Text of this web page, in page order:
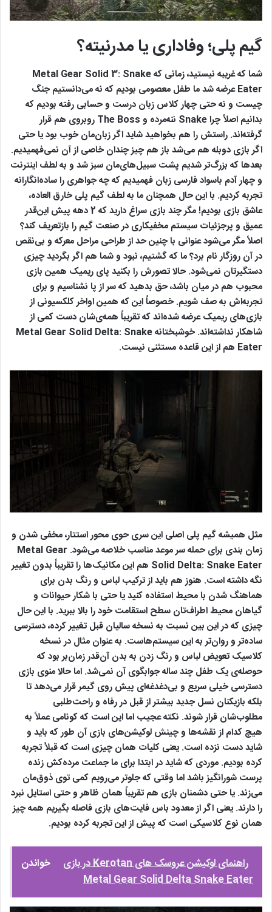
گیم پلی؛ وفاداری یا مدرنیته؟
شما که غریبه نیستید، زمانی که Metal Gear Solid 3: Snake
Eater عرضه شد ما طفل معصومی بودیم که نه می‌دانستیم جنگ
چیست و نه حتی چهار کلاس زبان درست و حسابی رفته بودیم که
بدانیم اصلاً چرا Snake ننه‌مرده و The Boss روبروی هم قرار
گرفته‌اند. راستش را هم بخواهید شاید اگر زبان‌مان خوب بود یا حتی
اگر بازی دوبله هم می‌شد باز هم چیز چندان خاصی از آن نمی‌فهمیدیم.
بعدها که بزرگ‌تر شدیم پشت سبیل‌های‌مان سبز شد و به لطف اینترنت
و چهار آدم باسواد فارسی زبان فهمیدیم که چه جواهری را ساده‌انگارانه‌
تجربه کردیم. با این حال همچنان ما به لطف گیم پلی خارق العاده‌،
عاشق بازی بودیم! مگر چند بازی سراغ دارید که 2 دهه پیش این‌قدر
عمیق و پرجزئیات سیستم مخفیکاری در صنعت گیم را بازتعریف کند؟
اصلاً مگر می‌شود عنوانی با چنین حد از طراحی مراحل معرکه و بی‌نقص
در آن روزگار نام برد؟ ما که گشتیم، نبود و شما هم اگر بگردید چیزی
دستگیرتان نمی‌شود. حالا تصورش را بکنید پای ریمیک همین بازی
محبوب هم در میان باشد، حق بدهید که سر از پا نشناسیم و برای
تجربه‌اش به صف شویم. خصوصاً این که همین اواخر کلکسیونی از
بازی‌های ریمیک عرضه شده‌اند که تقریباً همه‌ی‌شان دست کمی از
شاهکار نداشته‌اند. خوشبختانه Metal Gear Solid Delta: Snake
Eater هم از این قاعده مستثنی نیست.
مثل همیشه گیم پلی اصلی این سری حوی محور استتار، مخفی شدن و
زمان بندی برای حمله سر موعد مناسب خلاصه می‌شود. Metal Gear
Solid Delta: Snake Eater هم این مکانیک‌ها را تقریباً بدون تغییر
نگه داشته است. هنوز هم باید از ترکیب لباس و رنگ بدن برای
هماهنگ شدن با محیط استفاده کنید یا حتی با شکار حیوانات و
گیاهان محیط اطراف‌تان سطح استقامت‌ خود را بالا ببرید. با این حال
چیزی که در این بین نسبت به نسخه‌ سالیان قبل تغییر کرده، دسترسی
ساده‌تر و روان‌تر به این سیستم‌هاست. به عنوان مثال در نسخه
کلاسیک تعویض لباس و رنگ زدن به بدن آن‌قدر زمان‌بر بود که
حوصله‌ی یک طفل چند ساله جوابگوی آن نمی‌شد. اما حالا منوی بازی
دسترسی خیلی سریع و بی‌دغدغه‌ای پیش روی گیمر قرار می‌دهد تا
بلکه بازیکنان نسل جدید بیشتر از قبل در رفاه و راحت‌طلبی
مطلوب‌شان قرار شوند. نکته عجیب‌ اما این است که کونامی عملاً به
هیچ کدام از نقشه‌ها و چینش لوکیشن‌های بازی آن طور که باید و
شاید دست نزده است. یعنی کلیات همان چیزی است که قبلاً تجربه
کرده بودیم. موردی که شاید در ابتدا برای ما جماعت مرده‌کش زنده
پرست شورانگیز باشد اما وقتی که جلوتر می‌رویم کمی توی ذوق‌مان
می‌زند. یا حتی دشمنان بازی هم تقریباً همان ظاهر و حتی استایل نبرد
را دارند. یعنی اگر از معدود باس‌ فایت‌های بازی فاصله بگیریم همه چیز
همان نوع کلاسیکی است که پیش از این تجربه کرده بودیم.
خواندن
راهنمای لوکیشن عروسک‌ های Kerotan در بازی
Metal Gear Solid Delta Snake Eater